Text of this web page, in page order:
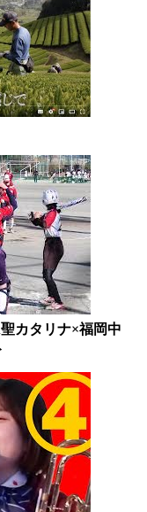
カタリナ×福岡中